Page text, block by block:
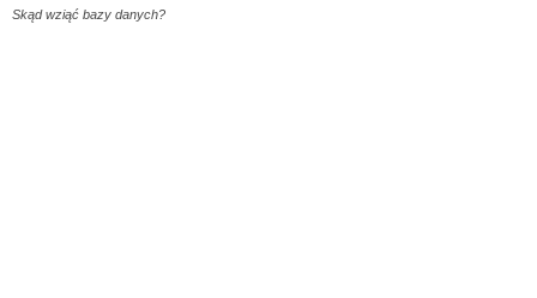
Skąd wziąć bazy danych?